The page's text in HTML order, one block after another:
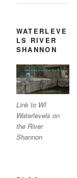
WATERLEVE
LS RIVER
SHANNON
Link to WI
Waterlevels on
the River
Shannon